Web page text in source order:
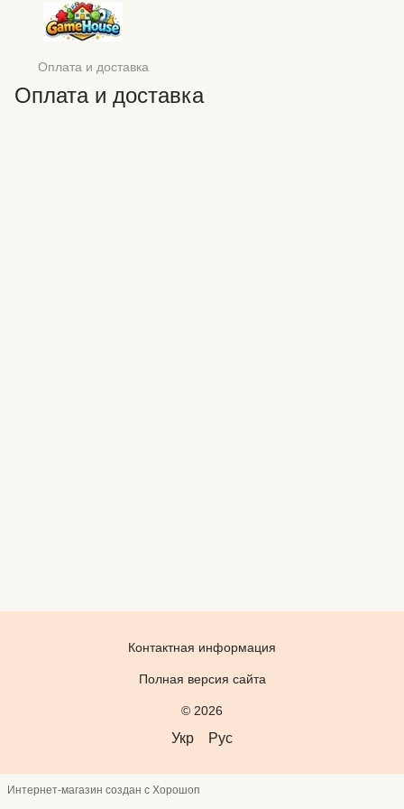
Оплата и доставка
Оплата и доставка
Контактная информация
Полная версия сайта
© 2026
Укр Рус
Интернет-магазин создан с Хорошоп